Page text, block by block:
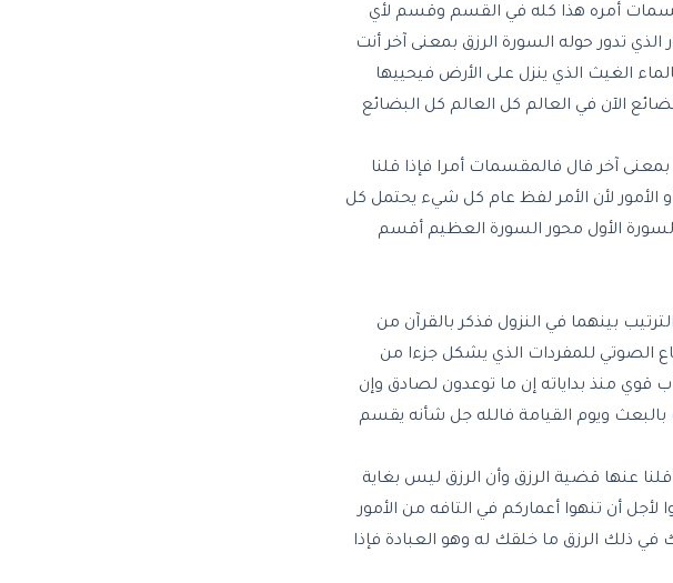
أمره هذا كله في القسم وقسم لأي
تدور حوله السورة الرزق بمعنى آخر أنت
الغيث الذي ينزل على الأرض فيحييها
الآن في العالم كل العالم كل البضائع
آخر قال فالمقسمات أمرا فإذا قلنا
أو الأمور لأن الأمر لفظ عام كل شيء يحتمل كل
الأول محور السورة العظيم أقسم
بينهما في النزول فذكر بالقرآن من
الصوتي للمفردات الذي يشكل جزءا من
قوي منذ بداياته إن ما توعدون لصادق وإن
بالبعث ويوم القيامة فالله جل شأنه يقسم
عنها قضية الرزق وأن الرزق ليس بغاية
أن تنهوا أعماركم في التافه من الأمور
في ذلك الرزق ما خلقك له وهو العبادة فإذا